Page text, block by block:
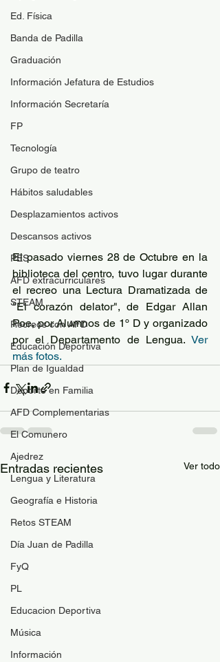
Ed. Física
Banda de Padilla
Graduación
Información Jefatura de Estudios
Información Secretaría
FP
Tecnología
Grupo de teatro
Hábitos saludables
Desplazamientos activos
Descansos activos
PES
AFD extracurriculares
STEAM
Recreos con AFD
Educación Deportiva
Plan de Igualdad
Deporte en Familia
AFD Complementarias
El Comunero
Ajedrez
Lengua y Literatura
Geografía e Historia
Retos STEAM
Día Juan de Padilla
FyQ
PL
Educacion Deportiva
Música
Información
El pasado viernes 28 de Octubre en la
biblioteca del centro, tuvo lugar durante
el recreo una Lectura Dramatizada de
"El corazón delator", de Edgar Allan
Poe, por Alumnos de 1º D y organizado
por el Departamento de Lengua. Ver
más fotos.
Entradas recientes Ver todo